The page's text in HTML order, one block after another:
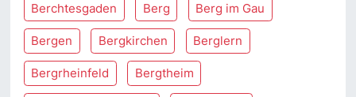
Berchtesgaden Berg Berg im Gau
Bergen Bergkirchen Berglern
Bergrheinfeld Bergtheim